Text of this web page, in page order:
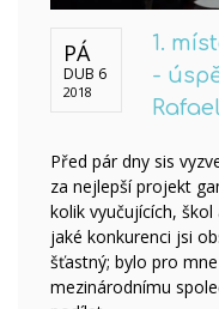
PÁ
DUB 6
2018
1.
-
Před pár dny sis
za nejlepší projekt
kolik vyučujících,
jaké konkurenci jsi
šťastný; bylo pro
mezinárodnímu